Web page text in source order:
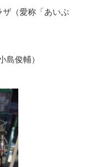
（愛称「あいぷ
俊輔）